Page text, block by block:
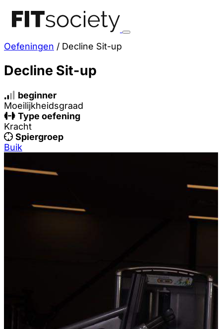
Oefeningen / Decline Sit-up
Decline Sit-up
beginner
Moeilijkheidsgraad
Type oefening
Kracht
Spiergroep
Buik